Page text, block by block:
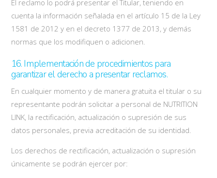
El reclamo lo podrá presentar el Titular, teniendo en
cuenta la información señalada en el artículo 15 de la Ley
1581 de 2012 y en el decreto 1377 de 2013, y demás
normas que los modifiquen o adicionen.
16. Implementación de procedimientos para
garantizar el derecho a presentar reclamos.
En cualquier momento y de manera gratuita el titular o su
representante podrán solicitar a personal de NUTRITION
LINK, la rectificación, actualización o supresión de sus
datos personales, previa acreditación de su identidad.
Los derechos de rectificación, actualización o supresión
únicamente se podrán ejercer por: